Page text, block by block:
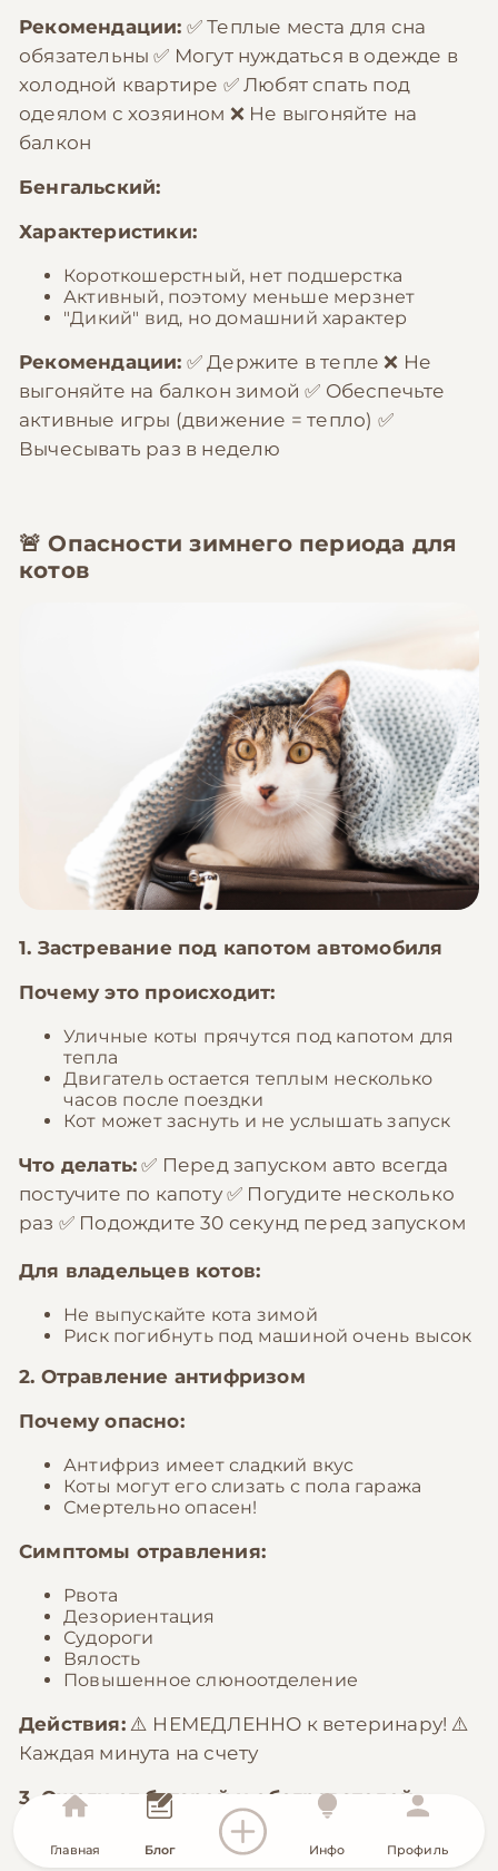
Рекомендации: ✅ Теплые места для сна
обязательны ✅ Могут нуждаться в одежде в
холодной квартире ✅ Любят спать под
одеялом с хозяином ❌ Не выгоняйте на
балкон
Бенгальский:
Характеристики:
Короткошерстный, нет подшерстка
Активный, поэтому меньше мерзнет
"Дикий" вид, но домашний характер
Рекомендации: ✅ Держите в тепле ❌ Не
выгоняйте на балкон зимой ✅ Обеспечьте
активные игры (движение = тепло) ✅
Вычесывать раз в неделю
🚨 Опасности зимнего периода для
котов
1. Застревание под капотом автомобиля
Почему это происходит:
Уличные коты прячутся под капотом для
тепла
Двигатель остается теплым несколько
часов после поездки
Кот может заснуть и не услышать запуск
Что делать: ✅ Перед запуском авто всегда
постучите по капоту ✅ Погудите несколько
раз ✅ Подождите 30 секунд перед запуском
Для владельцев котов:
Не выпускайте кота зимой
Риск погибнуть под машиной очень высок
2. Отравление антифризом
Почему опасно:
Антифриз имеет сладкий вкус
Коты могут его слизать с пола гаража
Смертельно опасен!
Симптомы отравления:
Рвота
Дезориентация
Судороги
Вялость
Повышенное слюноотделение
Действия:⚠️ НЕМЕДЛЕННО к ветеринару! ⚠️
Каждая минута на счету
3. Ожоги от батарей и обогревателей
Почему это происходит:
Главная Блог Инфо Профиль